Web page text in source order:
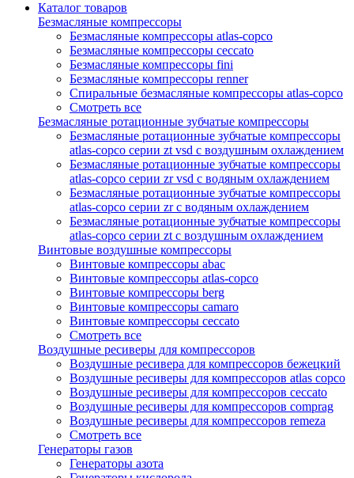
Каталог товаров
Безмасляные компрессоры
Безмасляные компрессоры atlas-copco
Безмасляные компрессоры ceccato
Безмасляные компрессоры fini
Безмасляные компрессоры renner
Спиральные безмасляные компрессоры atlas-copco
Смотреть все
Безмасляные ротационные зубчатые компрессоры
Безмасляные ротационные зубчатые компрессоры
atlas-copco серии zt vsd с воздушным охлаждением
Безмасляные ротационные зубчатые компрессоры
atlas-copco серии zr vsd с водяным охлаждением
Безмасляные ротационные зубчатые компрессоры
atlas-copco серии zr с водяным охлаждением
Безмасляные ротационные зубчатые компрессоры
atlas-copco серии zt с воздушным охлаждением
Винтовые воздушные компрессоры
Винтовые компрессоры abac
Винтовые компрессоры atlas-copco
Винтовые компрессоры berg
Винтовые компрессоры camaro
Винтовые компрессоры ceccato
Смотреть все
Воздушные ресиверы для компрессоров
Воздушные ресивера для компрессоров бежецкий
Воздушные ресиверы для компрессоров atlas copco
Воздушные ресиверы для компрессоров ceccato
Воздушные ресиверы для компрессоров comprag
Воздушные ресиверы для компрессоров remeza
Смотреть все
Генераторы газов
Генераторы азота